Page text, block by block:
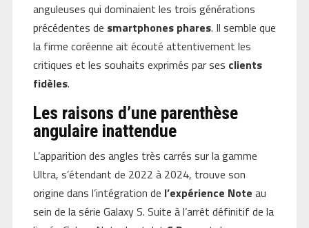
anguleuses qui dominaient les trois générations
précédentes de smartphones phares. Il semble que
la firme coréenne ait écouté attentivement les
critiques et les souhaits exprimés par ses clients
fidèles.
Les raisons d’une parenthèse
angulaire inattendue
L’apparition des angles très carrés sur la gamme
Ultra, s’étendant de 2022 à 2024, trouve son
origine dans l’intégration de l’expérience Note au
sein de la série Galaxy S. Suite à l’arrêt définitif de la